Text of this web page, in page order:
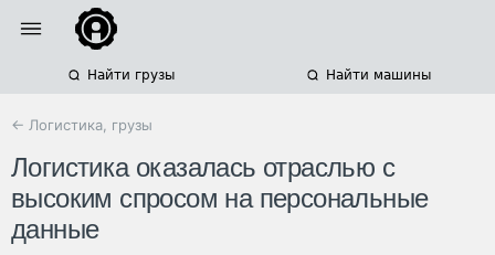
Найти грузы Найти машины
← Логистика, грузы
Логистика оказалась отраслью с
высоким спросом на персональные
данные